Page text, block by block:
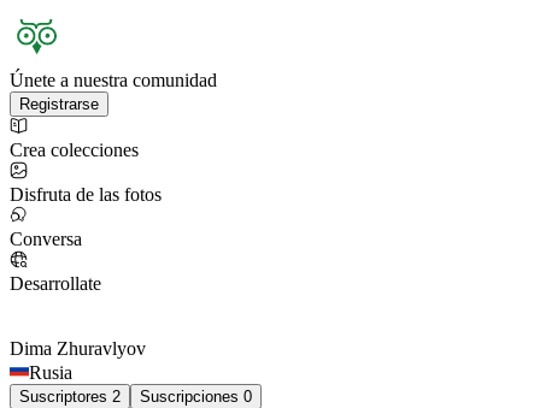
Únete a nuestra comunidad
Registrarse
Crea colecciones
Disfruta de las fotos
Conversa
Desarrollate
Dima Zhuravlyov
Rusia
Suscriptores 2 Suscripciones 0